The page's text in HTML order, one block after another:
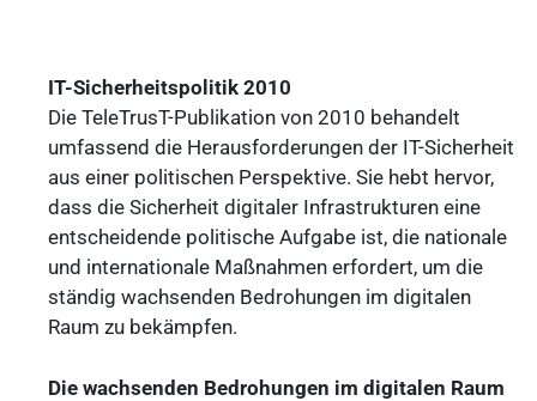
IT-Sicherheitspolitik 2010
Die TeleTrusT-Publikation von 2010 behandelt
umfassend die Herausforderungen der IT-Sicherheit
aus einer politischen Perspektive. Sie hebt hervor,
dass die Sicherheit digitaler Infrastrukturen eine
entscheidende politische Aufgabe ist, die nationale
und internationale Maßnahmen erfordert, um die
ständig wachsenden Bedrohungen im digitalen
Raum zu bekämpfen.
Die wachsenden Bedrohungen im digitalen Raum